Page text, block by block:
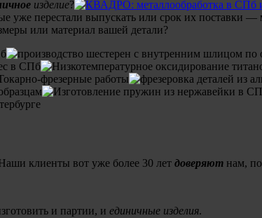
изделие?
уже перестали выпускать или срок их поставки —
или материал вашей детали?
клиенты вот уже более 30 лет доверяют нам,
и партии, и единичные изделия.